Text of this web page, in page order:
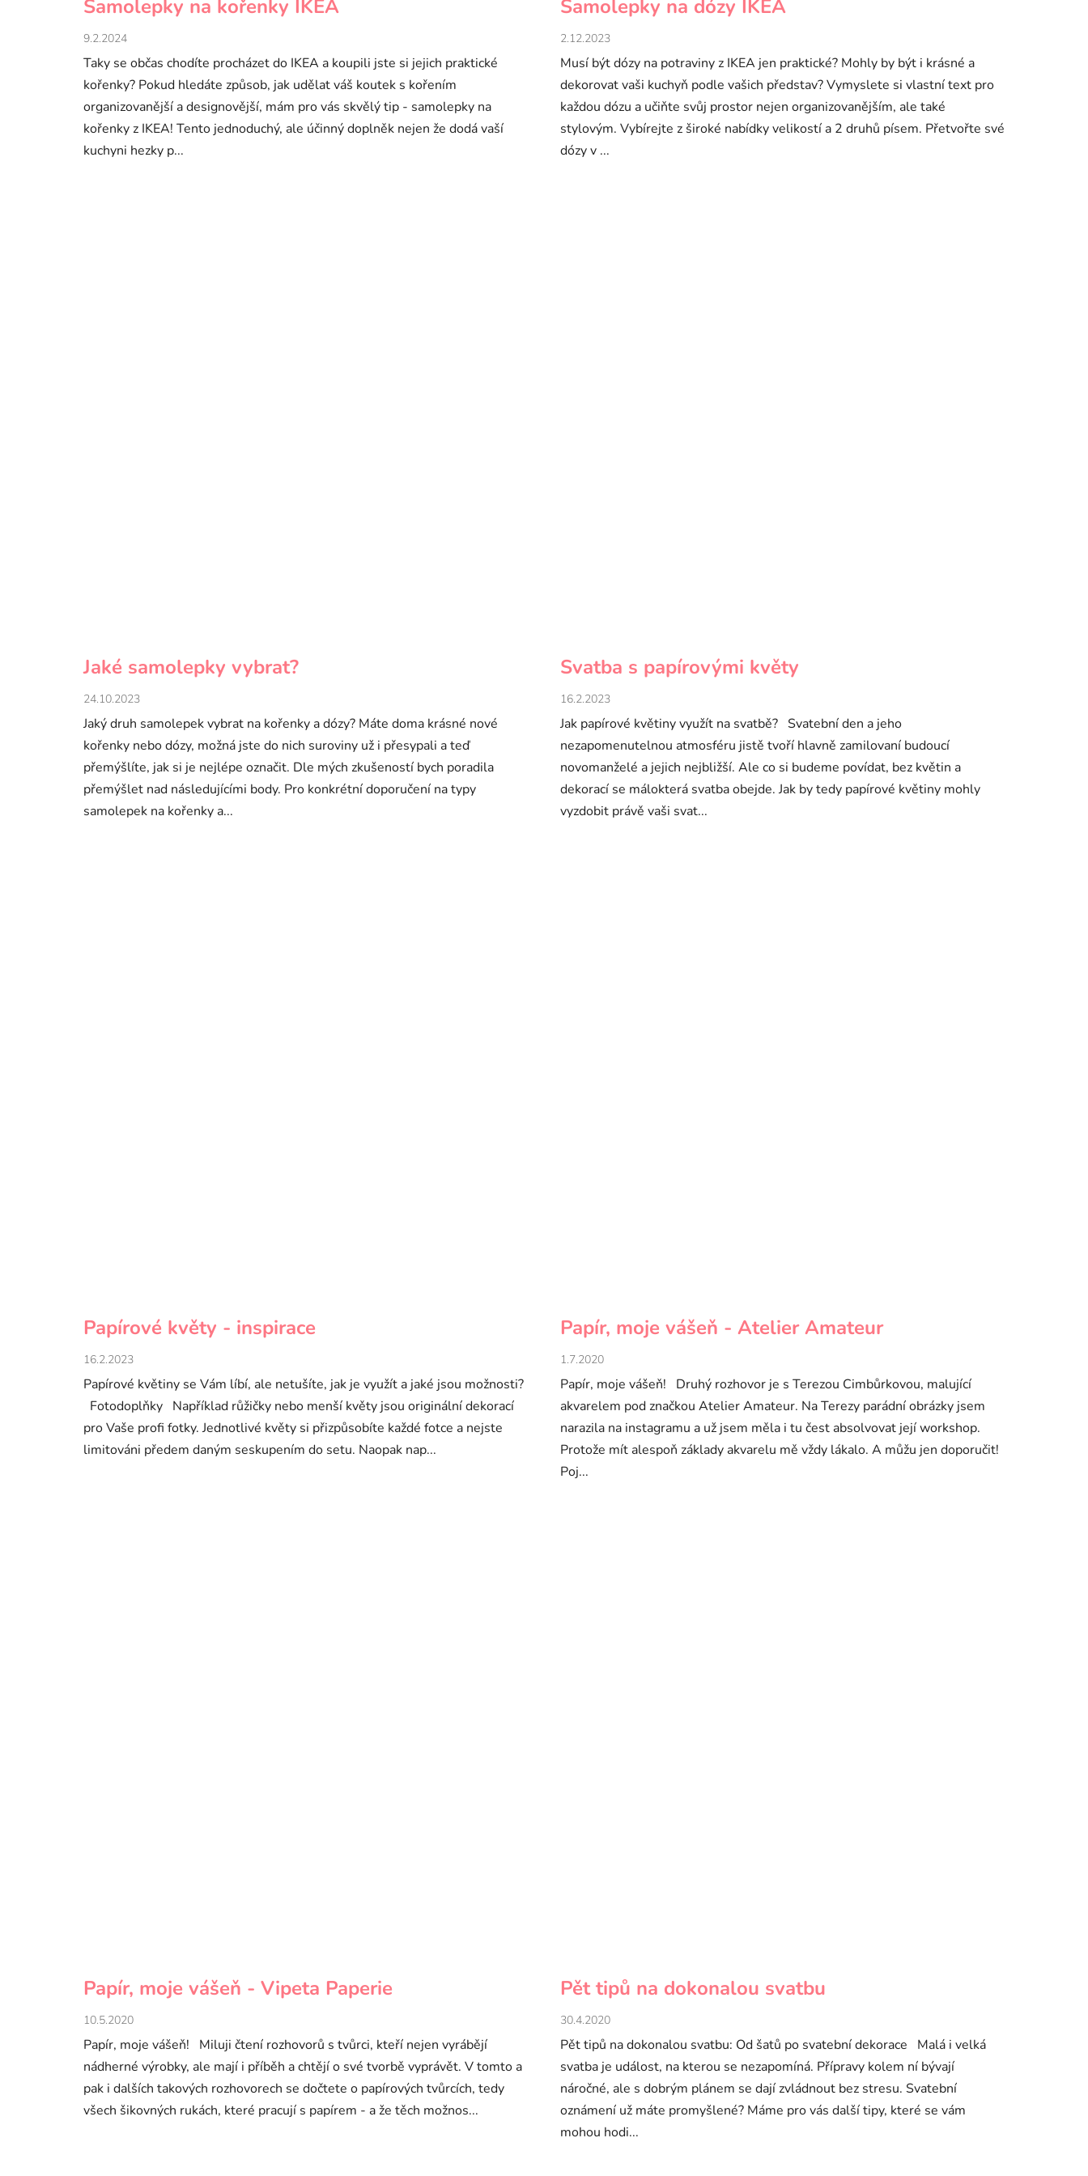
Samolepky na kořenky IKEA
9.2.2024
Taky se občas chodíte procházet do IKEA a koupili jste si jejich praktické
kořenky? Pokud hledáte způsob, jak udělat váš koutek s kořením
organizovanější a designovější, mám pro vás skvělý tip - samolepky na
kořenky z IKEA! Tento jednoduchý, ale účinný doplněk nejen že dodá vaší
kuchyni hezky p...
Samolepky na dózy IKEA
2.12.2023
Musí být dózy na potraviny z IKEA jen praktické? Mohly by být i krásné a
dekorovat vaši kuchyň podle vašich představ? Vymyslete si vlastní text pro
každou dózu a učiňte svůj prostor nejen organizovanějším, ale také
stylovým. Vybírejte z široké nabídky velikostí a 2 druhů písem. Přetvořte své
dózy v ...
Jaké samolepky vybrat?
24.10.2023
Jaký druh samolepek vybrat na kořenky a dózy? Máte doma krásné nové
kořenky nebo dózy, možná jste do nich suroviny už i přesypali a teď
přemýšlíte, jak si je nejlépe označit. Dle mých zkušeností bych poradila
přemýšlet nad následujícími body. Pro konkrétní doporučení na typy
samolepek na kořenky a...
Svatba s papírovými květy
16.2.2023
Jak papírové květiny využít na svatbě? Svatební den a jeho
nezapomenutelnou atmosféru jistě tvoří hlavně zamilovaní budoucí
novomanželé a jejich nejbližší. Ale co si budeme povídat, bez květin a
dekorací se málokterá svatba obejde. Jak by tedy papírové květiny mohly
vyzdobit právě vaši svat...
Papírové květy - inspirace
16.2.2023
Papírové květiny se Vám líbí, ale netušíte, jak je využít a jaké jsou možnosti?
Fotodoplňky Například růžičky nebo menší květy jsou originální dekorací
pro Vaše profi fotky. Jednotlivé květy si přizpůsobíte každé fotce a nejste
limitováni předem daným seskupením do setu. Naopak nap...
Papír, moje vášeň - Atelier Amateur
1.7.2020
Papír, moje vášeň! Druhý rozhovor je s Terezou Cimbůrkovou, malující
akvarelem pod značkou Atelier Amateur. Na Terezy parádní obrázky jsem
narazila na instagramu a už jsem měla i tu čest absolvovat její workshop.
Protože mít alespoň základy akvarelu mě vždy lákalo. A můžu jen doporučit!
Poj...
Papír, moje vášeň - Vipeta Paperie
10.5.2020
Papír, moje vášeň! Miluji čtení rozhovorů s tvůrci, kteří nejen vyrábějí
nádherné výrobky, ale mají i příběh a chtějí o své tvorbě vyprávět. V tomto a
pak i dalších takových rozhovorech se dočtete o papírových tvůrcích, tedy
všech šikovných rukách, které pracují s papírem - a že těch možnos...
Pět tipů na dokonalou svatbu
30.4.2020
Pět tipů na dokonalou svatbu: Od šatů po svatební dekorace Malá i velká
svatba je událost, na kterou se nezapomíná. Přípravy kolem ní bývají
náročné, ale s dobrým plánem se dají zvládnout bez stresu. Svatební
oznámení už máte promyšlené? Máme pro vás další tipy, které se vám
mohou hodi...